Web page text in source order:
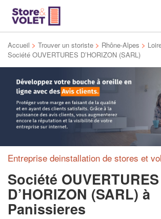
Accueil > Trouver un storiste > Rhône-Alpes >
Société OUVERTURES D’HORIZON (SARL)
Entreprise deinstallation de stores et
Société OUVERTURES
D’HORIZON (SARL) à
Panissieres